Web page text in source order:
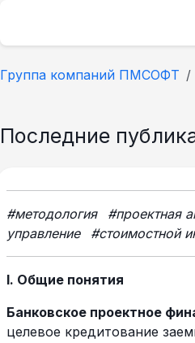
Группа компаний ПМСОФТ
Последние
#методология #проектная
управление
#стоимостной
I. Общие понятия
Банковское проектное
целевое кредитование